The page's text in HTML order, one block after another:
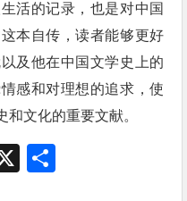
活的记录，也是对中国
本自传，读者能够更好
及他在中国文学史上的
感和对理想的追求，使
文化的重要文献。
X